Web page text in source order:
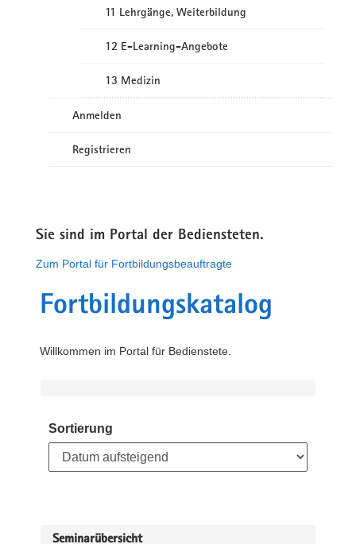
11 Lehrgänge, Weiterbildung
12 E-Learning-Angebote
13 Medizin
Anmelden
Registrieren
Sie sind im Portal der Bediensteten.
Zum Portal für Fortbildungsbeauftragte
Fortbildungskatalog
Willkommen im Portal für Bedienstete.
Sortierung
Seminarübersicht